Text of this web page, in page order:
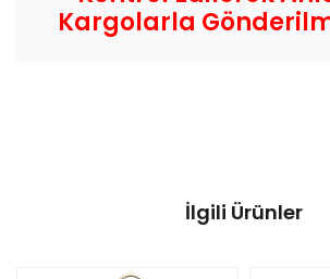
Kargolarla
İlgili Ürünler